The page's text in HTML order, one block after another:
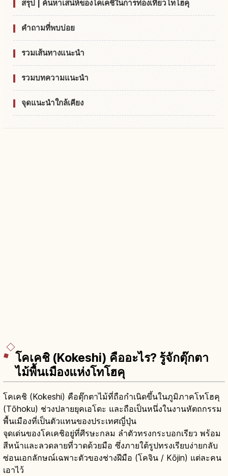
สรุป | ค้นหาเสน่ห์ของโคเคชิในการท่องเที่ยวโทโฮคุ
คำถามที่พบบ่อย
รวมเส้นทางแนะนำ
รวมบทความแนะนำ
จุดแนะนำใกล้เคียง
โคเคชิ (Kokeshi) คืออะไร? รู้จักตุ๊กตา
ไม้พื้นเมืองแห่งโทโฮคุ
โคเคชิ (Kokeshi) คือตุ๊กตาไม้ที่ถือกำเนิดขึ้นในภูมิภาคโทโฮคุ
(Tōhoku) ช่วงปลายยุคเอโดะ และถือเป็นหนึ่งในงานหัตถกรรม
พื้นเมืองที่เป็นตัวแทนของประเทศญี่ปุ่น
จุดเด่นของโคเคชิอยู่ที่ศีรษะกลม ลำตัวทรงกระบอกเรียว พร้อม
สีหน้าและลวดลายที่วาดด้วยมือ ซึ่งภายใต้รูปทรงเรียบง่ายกลับ
ซ่อนเอกลักษณ์เฉพาะตัวของช่างฝีมือ (โคจิน / Kōjin) แต่ละคน
เอาไว้